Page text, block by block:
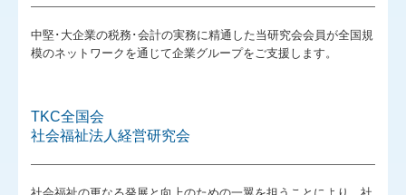
TKCシステムQ&A
事務所訪問会
代表メッセージ
中堅･大企業の税務･会計の実務に精通した当研究会会員が全国規
模のネットワークを通じて企業グループをご支援します。
TKC全国会
社会福祉法人経営研究会